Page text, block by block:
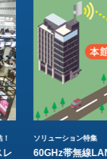
レ
ソリューション特集
60GHz帯無線